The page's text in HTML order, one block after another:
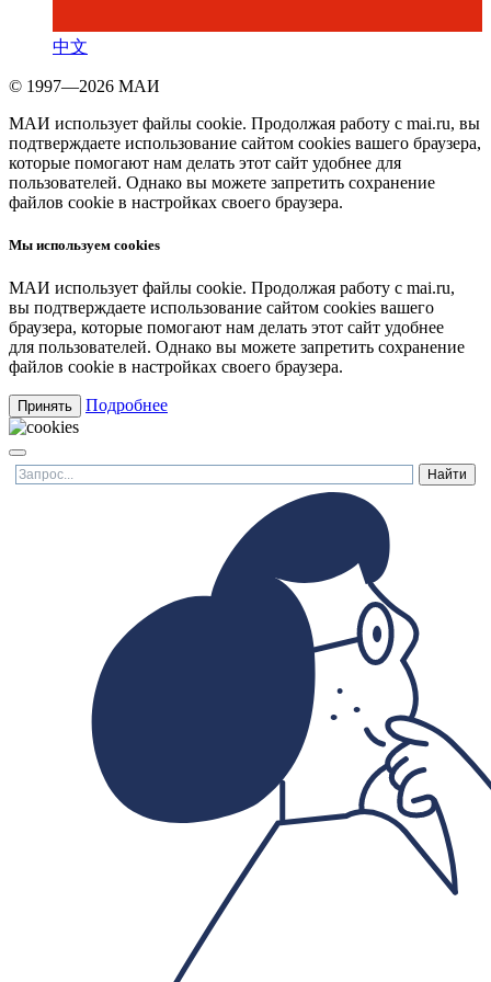
中文
© 1997—2026 МАИ
МАИ использует файлы cookie. Продолжая работу с mai.ru, вы
подтверждаете использование сайтом cookies вашего браузера,
которые помогают нам делать этот сайт удобнее для
пользователей. Однако вы можете запретить сохранение
файлов cookie в настройках своего браузера.
Мы используем cookies
МАИ использует файлы cookie. Продолжая работу с mai.ru,
вы подтверждаете использование сайтом cookies вашего
браузера, которые помогают нам делать этот сайт удобнее
для пользователей. Однако вы можете запретить сохранение
файлов cookie в настройках своего браузера.
Принять Подробнее